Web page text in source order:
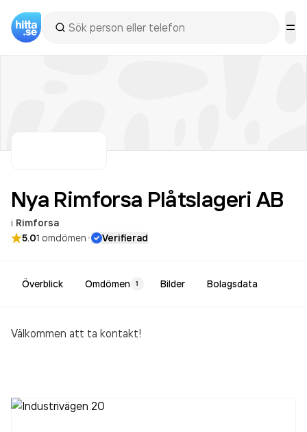
Nya Rimforsa Plåtslageri AB
i Rimforsa
5.01 omdömen· Verifierad
Överblick Omdömen 1 Bilder Bolagsdata
Välkommen att ta kontakt!